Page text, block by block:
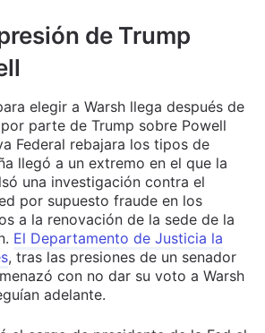
de Trump
elegir a Warsh llega después de
parte de Trump sobre Powell
Federal rebajara los tipos de
llegó a un extremo en el que la
una investigación contra el
por supuesto fraude en los
a la renovación de la sede de la
El Departamento de Justicia la
, tras las presiones de un senador
con no dar su voto a Warsh
adelante.